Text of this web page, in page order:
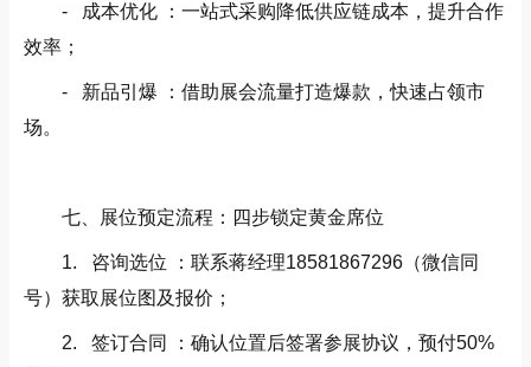
- 成本优化 ：一站式采购降低供应链成本，提升合作
效率；
- 新品引爆 ：借助展会流量打造爆款，快速占领市
场。
七、展位预定流程：四步锁定黄金席位
1. 咨询选位 ：联系蒋经理18581867296（微信同
号）获取展位图及报价；
2. 签订合同 ：确认位置后签署参展协议，预付50%